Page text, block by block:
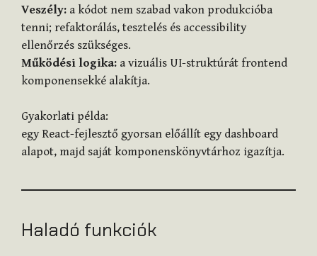
Veszély: a kódot nem szabad vakon produkcióba
tenni; refaktorálás, tesztelés és accessibility
ellenőrzés szükséges.
Működési logika: a vizuális UI-struktúrát frontend
komponensekké alakítja.
Gyakorlati példa:
egy React-fejlesztő gyorsan előállít egy dashboard
alapot, majd saját komponenskönyvtárhoz igazítja.
Haladó funkciók